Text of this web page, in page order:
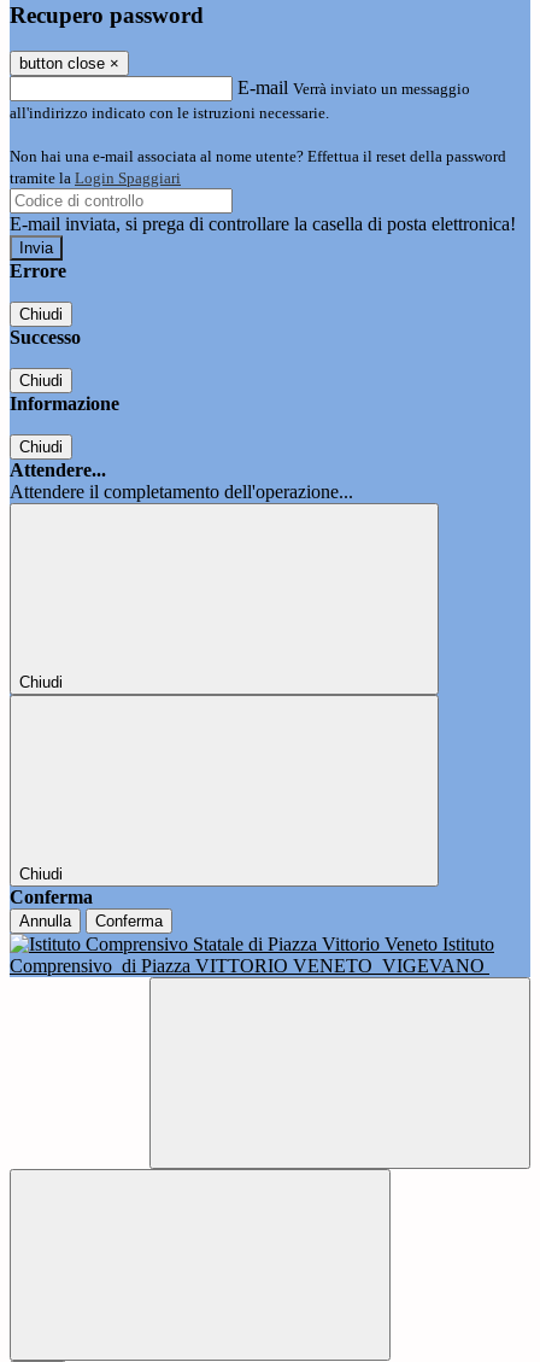
Recupero password
button close ×
E-mail Verrà inviato un messaggio
all'indirizzo indicato con le istruzioni necessarie.
Non hai una e-mail associata al nome utente? Effettua il reset della password
tramite la Login Spaggiari
E-mail inviata, si prega di controllare la casella di posta elettronica!
Errore
Chiudi
Successo
Chiudi
Informazione
Chiudi
Attendere...
Attendere il completamento dell'operazione...
Chiudi
Chiudi
Conferma
Annulla Conferma
Istituto
Comprensivo di Piazza VITTORIO VENETO VIGEVANO